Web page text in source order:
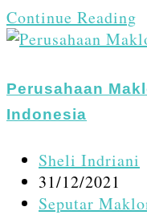
Continue Reading
Perusahaan
Indonesia
Post
author:
Sheli Indriani
Post
published:
31/12/2021
Post
Seputar